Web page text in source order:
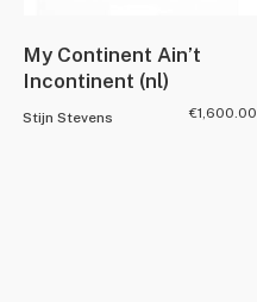
My Continent Ain’t
Incontinent (nl)
Stijn Stevens €1,600.00